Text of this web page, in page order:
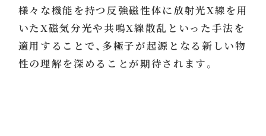
様々な機能を持つ反強磁性体に放射光X線を用
いたX磁気分光や共鳴X線散乱といった手法を
適用することで、多極子が起源となる新しい物
性の理解を深めることが期待されます。